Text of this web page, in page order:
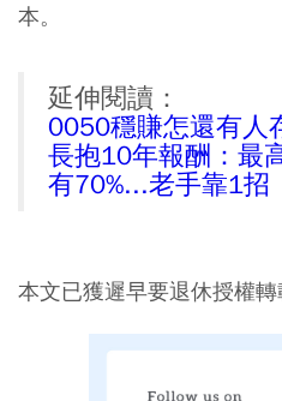
本。
延伸閱讀：
0050穩賺怎還有人
長抱10年報酬：最
有70%...老手靠1招
本文已獲遲早要退休授權轉